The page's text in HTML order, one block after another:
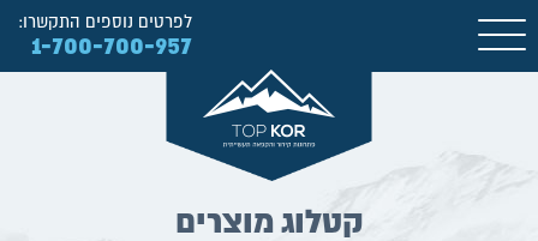
לפרטים נוספים התקשרו:
1-700-700-957
קטלוג מוצרים